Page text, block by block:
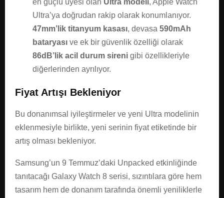
Ultra’ya doğrudan rakip olarak konumlanıyor.
47mm’lik titanyum kasası, devasa 590mAh
bataryası ve ek bir güvenlik özelliği olarak
86dB’lik acil durum sireni gibi özellikleriyle
diğerlerinden ayrılıyor.
Fiyat Artışı Bekleniyor
Bu donanımsal iyileştirmeler ve yeni Ultra modelinin
eklenmesiyle birlikte, yeni serinin fiyat etiketinde bir
artış olması bekleniyor.
Samsung’un 9 Temmuz’daki Unpacked etkinliğinde
tanıtacağı Galaxy Watch 8 serisi, sızıntılara göre hem
tasarım hem de donanım tarafında önemli yeniliklerle